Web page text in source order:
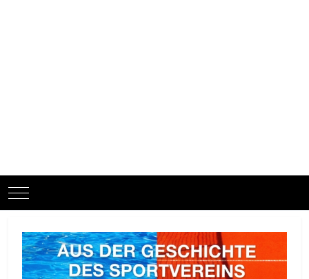
Mobile Menu Toggle